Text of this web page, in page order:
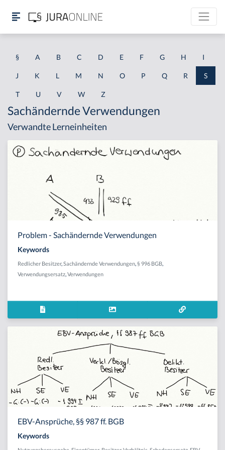
§ A B C D E F G H I
J K L M N O P Q R S
T U V W Z
Sachändernde Verwendungen
Verwandte Lerneinheiten
Problem - Sachändernde Verwendungen
Keywords
Redlicher Besitzer, Sachändernde Verwendungen § 996 BGB
Verwendungsersatz Verwendungen
EBV-Ansprüche, §§ 987 ff. BGB
Keywords